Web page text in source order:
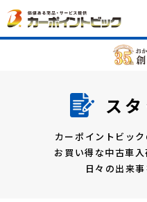
ス
カーポイントビック
お買い得な中古車入
日々の出来事